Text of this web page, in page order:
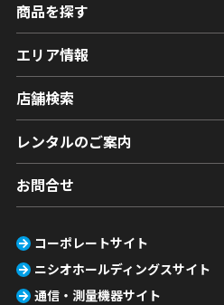
商品を探す
エリア情報
店舗検索
レンタルのご案内
お問合せ
コーポレートサイト
ニシオホールディングスサイト
通信・測量機器サイト